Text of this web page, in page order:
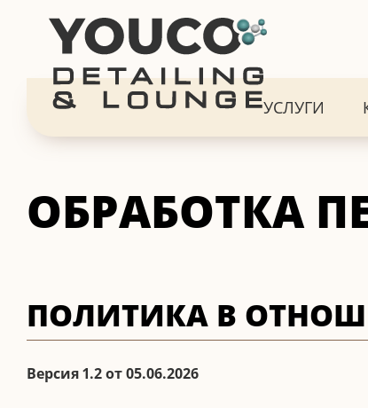
УСЛУГИ
ОБРАБОТКА
ПОЛИТИКА В
Версия 1.2 от 05.06.2026